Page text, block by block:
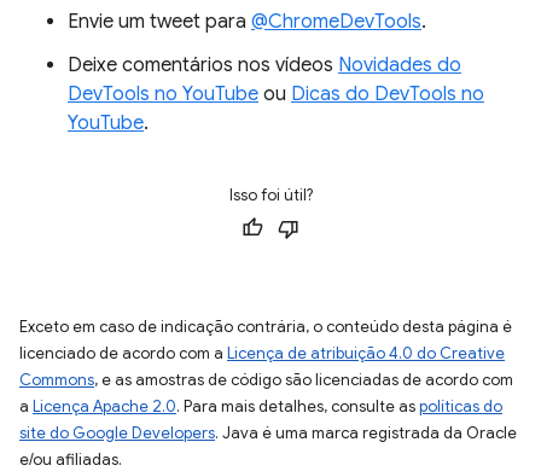
Envie um tweet para @ChromeDevTools.
Deixe comentários nos vídeos Novidades do
DevTools no YouTube ou Dicas do DevTools no
YouTube.
Isso foi útil?
Exceto em caso de indicação contrária, o conteúdo desta página é
licenciado de acordo com a Licença de atribuição 4.0 do Creative
Commons, e as amostras de código são licenciadas de acordo com
a Licença Apache 2.0. Para mais detalhes, consulte aspolíticas do
site do Google Developers. Java é uma marca registrada da Oracle
e/ou afiliadas.